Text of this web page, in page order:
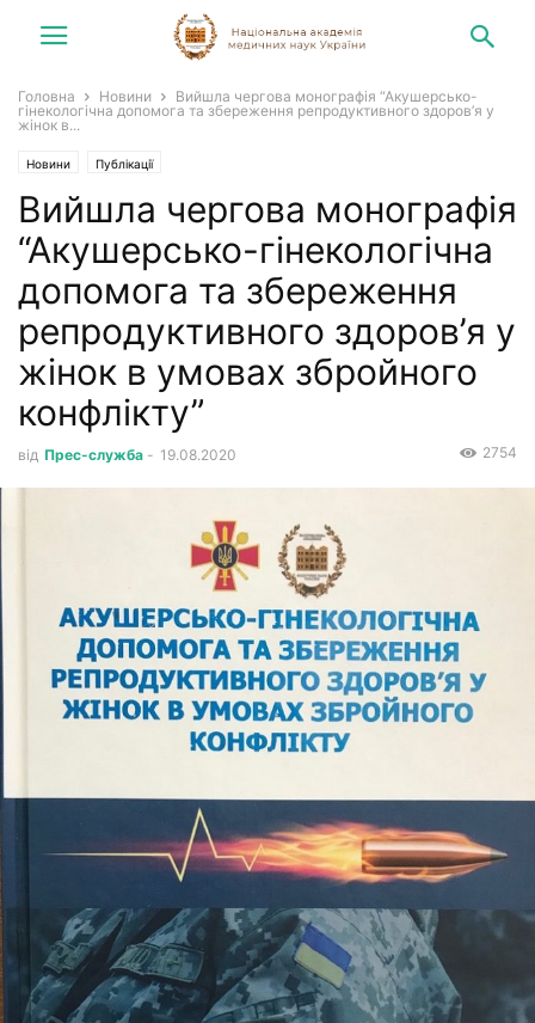
Головна Новини
Вийшла чергова монографія “Акушерсько-
гінекологічна допомога та збереження репродуктивного здоров’я у
жінок в...
Новини Публікації
Вийшла чергова монографія
“Акушерсько-гінекологічна
допомога та збереження
репродуктивного здоров’я у
жінок в умовах збройного
конфлікту”
від Прес-служба - 19.08.2020 2754